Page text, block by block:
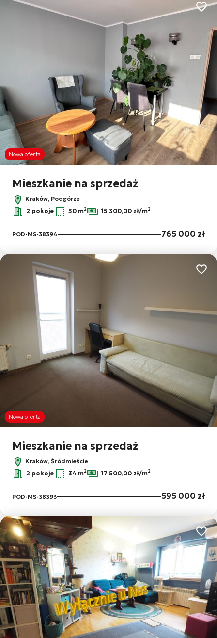
Nowa oferta
Mieszkanie na sprzedaż
Kraków, Podgórze
2 pokoje 50 m2 15 300,00 zł/m2
POD-MS-38394 765 000 zł
Nowa oferta
Mieszkanie na sprzedaż
Kraków, Śródmieście
2 pokoje 34 m2 17 500,00 zł/m2
POD-MS-38393 595 000 zł